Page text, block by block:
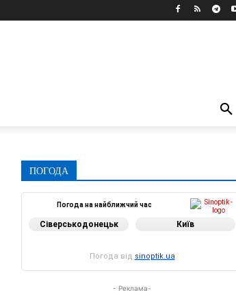
ПОГОДА
Погода на найближчий час
Сіверськодонецьк Київ
Погода від sinoptik.ua
- Реклама-